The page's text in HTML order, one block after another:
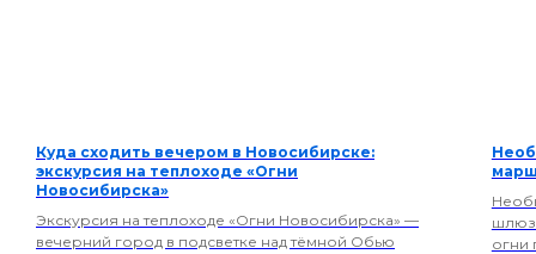
Куда сходить вечером в Новосибирске:
экскурсия на теплоходе «Огни
Новосибирска»
Экскурсия на теплоходе «Огни Новосибирска» —
вечерний город в подсветке над тёмной Обью
огни